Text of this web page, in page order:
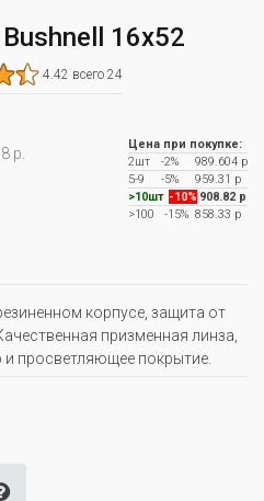
16х52
4.42 всего 24
р.
Цена при покупке:
2шт
-2%
989.604 р
5-9
-5%
959.31 р
>10шт -10% 908.82 р
>100
-15% 858.33 р
корпусе, защита от
призменная линза,
просветляющее покрытие.